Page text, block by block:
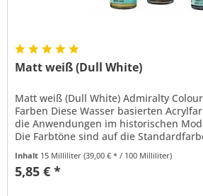
Matt weiß (Dull White)
Matt weiß (Dull White) Admiralty
Farben Diese Wasser basierten
die Anwendungen im historischen
Die Farbtöne sind auf die
Marine zur...
Inhalt 15 Milliliter(39,00 € * / 100 Milliliter)
5,85 € *